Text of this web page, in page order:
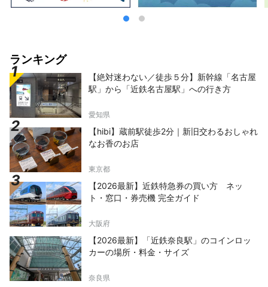
ホテルリソル名古屋は、古き良き文化の香りと
知性を感じる洗練された空間で くつろぎを奏
まれ、水とともに生きる街として古くより歴史
を刻んできた岐阜。 ホテルから20分も上って
いけば、百々ケ峰から発する渓流を集めて流れ
る市内唯一の自然の滝がお目見え。 春夏秋
冬、四季折々の景観は訪れる度に新たな感動を
与えてくれます。 水に込められた人々の思
い、育まれてきた産業や文化。 ホテルリソル
岐阜は、そんな人と水との関わりを大切にして
います。 街とともに、人とともに、紡ぎ出し
ていくホテルリソルでの物語を、 心ゆくまで
ご堪能下さい。
ランキング
【絶対迷わない／徒歩５分】新幹線「名古屋
駅」から「近鉄名古屋駅」への行き方
愛知県
【hibi】蔵前駅徒歩2分｜新旧交わるおしゃれ
なお香のお店
東京都
【2026最新】近鉄特急券の買い方 ネッ
ト・窓口・券売機 完全ガイド
大阪府
【2026最新】「近鉄奈良駅」のコインロッ
カーの場所・料金・サイズ
奈良県